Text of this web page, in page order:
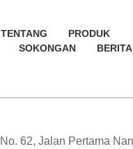
TENTANG
PRODUK
SOKONGAN BERITA
62, Jalan Pertama